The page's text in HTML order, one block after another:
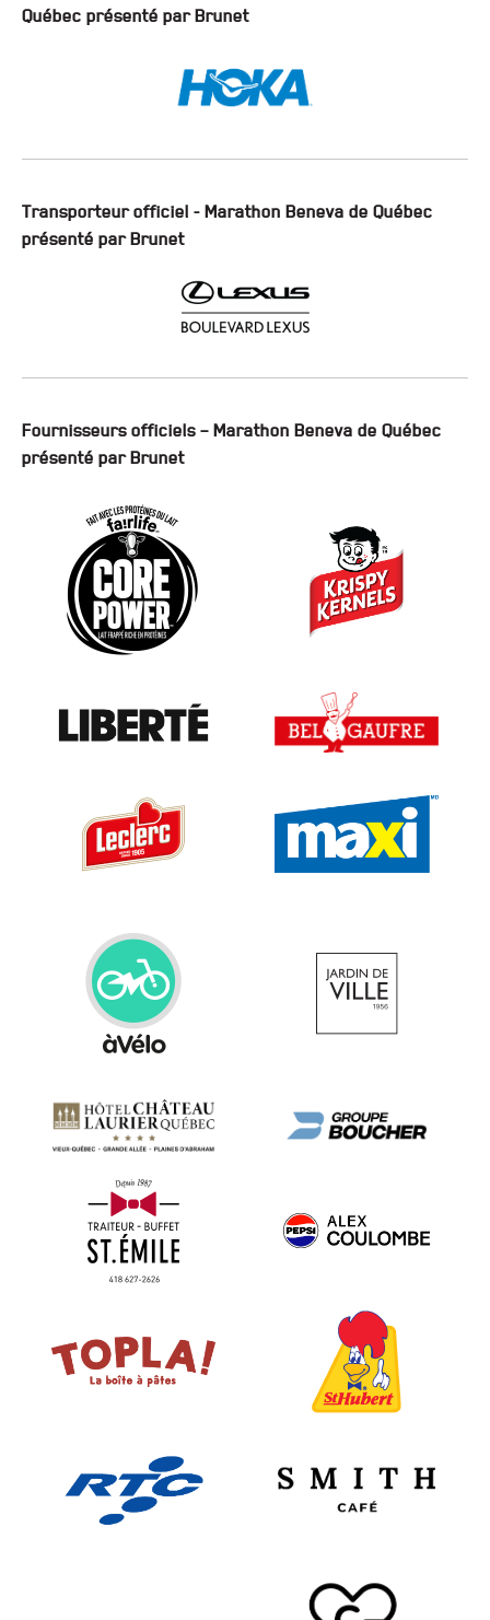
Québec présenté par Brunet
Transporteur officiel - Marathon Beneva de Québec
présenté par Brunet
Fournisseurs officiels – Marathon Beneva de Québec
présenté par Brunet